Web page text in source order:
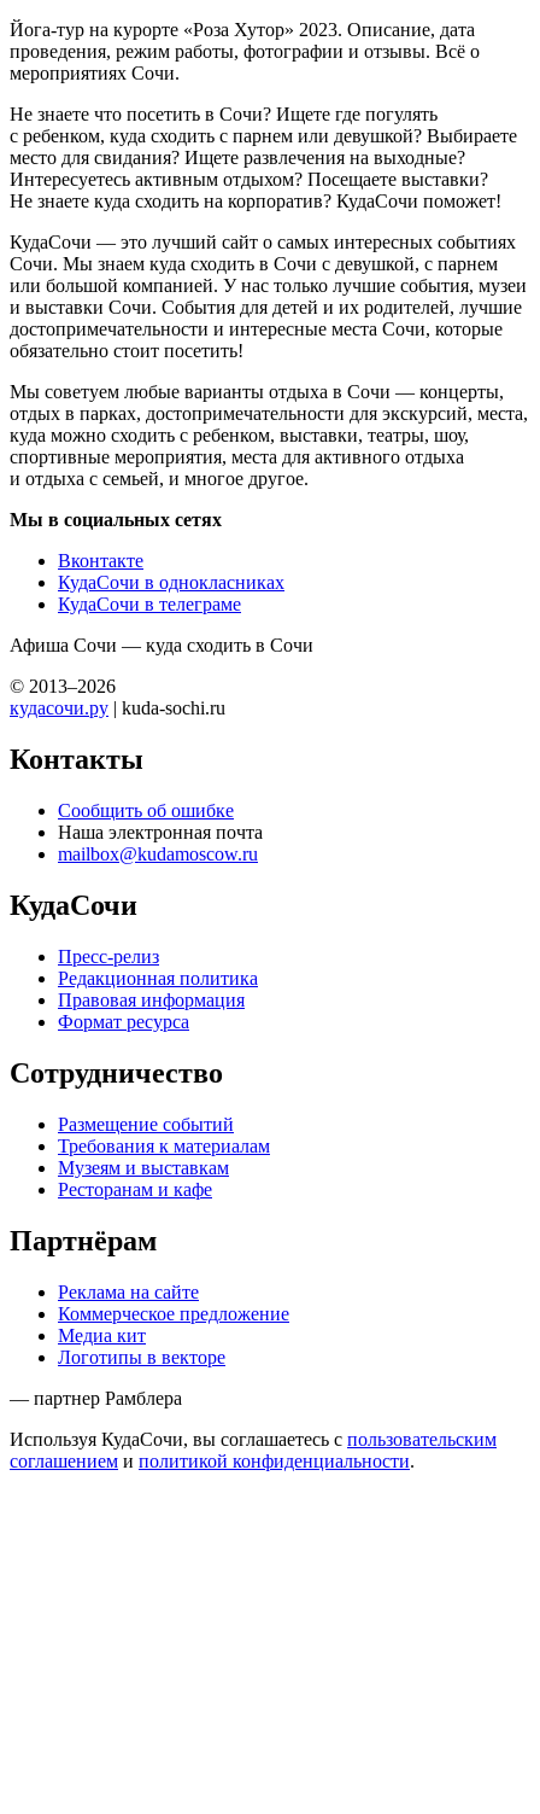
Йога-тур на курорте «Роза Хутор» 2023. Описание, дата
проведения, режим работы, фотографии и отзывы. Всё о
мероприятиях Сочи.
Не знаете что посетить в Сочи? Ищете где погулять
с ребенком, куда сходить с парнем или девушкой? Выбираете
место для свидания? Ищете развлечения на выходные?
Интересуетесь активным отдыхом? Посещаете выставки?
Не знаете куда сходить на корпоратив? КудаСочи поможет!
КудаСочи — это лучший сайт о самых интересных событиях
Сочи. Мы знаем куда сходить в Сочи с девушкой, с парнем
или большой компанией. У нас только лучшие события, музеи
и выставки Сочи. События для детей и их родителей, лучшие
достопримечательности и интересные места Сочи, которые
обязательно стоит посетить!
Мы советуем любые варианты отдыха в Сочи — концерты,
отдых в парках, достопримечательности для экскурсий, места,
куда можно сходить с ребенком, выставки, театры, шоу,
спортивные мероприятия, места для активного отдыха
и отдыха с семьей, и многое другое.
Мы в социальных сетях
Вконтакте
КудаСочи в однокласниках
КудаСочи в телеграме
Афиша Сочи — куда сходить в Сочи
© 2013–2026
кудасочи.ру | kuda-sochi.ru
Контакты
Сообщить об ошибке
Наша электронная почта
mailbox@kudamoscow.ru
КудаСочи
Пресс-релиз
Редакционная политика
Правовая информация
Формат ресурса
Сотрудничество
Размещение событий
Требования к материалам
Музеям и выставкам
Ресторанам и кафе
Партнёрам
Реклама на сайте
Коммерческое предложение
Медиа кит
Логотипы в векторе
— партнер Рамблера
Используя КудаСочи, вы соглашаетесь с пользовательским
соглашением и политикой конфиденциальности.